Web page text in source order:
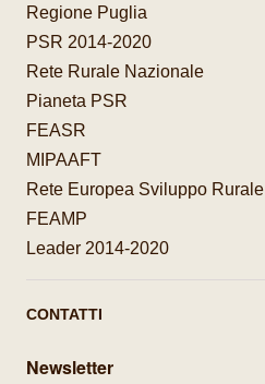
Regione Puglia
PSR 2014-2020
Rete Rurale Nazionale
Pianeta PSR
FEASR
MIPAAFT
Rete Europea Sviluppo Rurale
FEAMP
Leader 2014-2020
CONTATTI
Newsletter